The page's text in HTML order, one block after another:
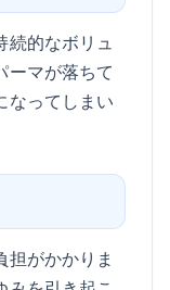
続的なボリュ
ーマが落ちて
なってしまい
がかかりま